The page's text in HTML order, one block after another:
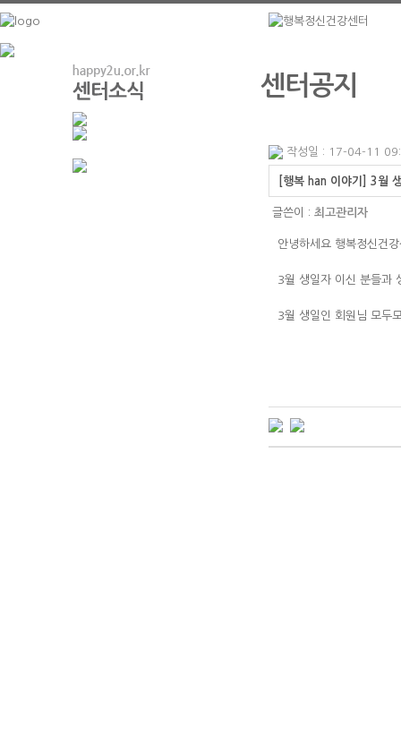
센터공지
작성일 : 17-04-11
[행복 han 이야기] 3월
글쓴이 : 최고관리자
안녕하세요 행복정신건
3월 생일자 이신 분들과
3월 생일인 회원님 모두